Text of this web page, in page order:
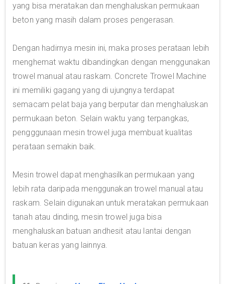
yang bisa meratakan dan menghaluskan permukaan
beton yang masih dalam proses pengerasan.
Dengan hadirnya mesin ini, maka proses perataan lebih
menghemat waktu dibandingkan dengan menggunakan
trowel manual atau raskam. Concrete Trowel Machine
ini memiliki gagang yang di ujungnya terdapat
semacam pelat baja yang berputar dan menghaluskan
permukaan beton. Selain waktu yang terpangkas,
pengggunaan mesin trowel juga membuat kualitas
perataan semakin baik.
Mesin trowel dapat menghasilkan permukaan yang
lebih rata daripada menggunakan trowel manual atau
raskam. Selain digunakan untuk meratakan permukaan
tanah atau dinding, mesin trowel juga bisa
menghaluskan batuan andhesit atau lantai dengan
batuan keras yang lainnya.